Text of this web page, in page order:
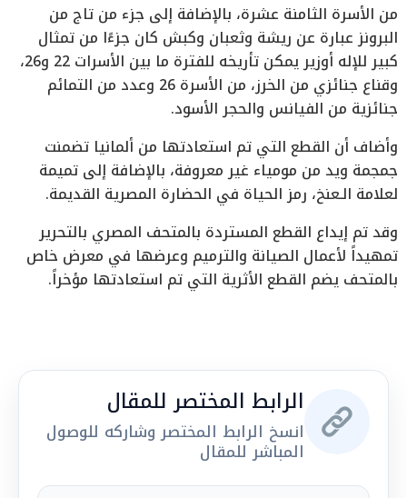
من الأسرة الثامنة عشرة، بالإضافة إلى جزء من تاج من
البرونز عبارة عن ريشة وثعبان وكبش كان جزءًا من تمثال
كبير للإله أوزير يمكن تأريخه للفترة ما بين الأسرات 22 و26،
وقناع جنائزي من الخرز، من الأسرة 26 وعدد من التمائم
جنائزية من الفيانس والحجر الأسود.
وأضاف أن القطع التي تم استعادتها من ألمانيا تضمنت
جمجمة ويد من مومياء غير معروفة، بالإضافة إلى تميمة
لعلامة الـعنخ، رمز الحياة في الحضارة المصرية القديمة.
وقد تم إيداع القطع المستردة بالمتحف المصري بالتحرير
تمهيداً لأعمال الصيانة والترميم وعرضها في معرض خاص
بالمتحف يضم القطع الأثرية التي تم استعادتها مؤخراً.
الرابط المختصر للمقال
انسخ الرابط المختصر وشاركه للوصول
المباشر للمقال